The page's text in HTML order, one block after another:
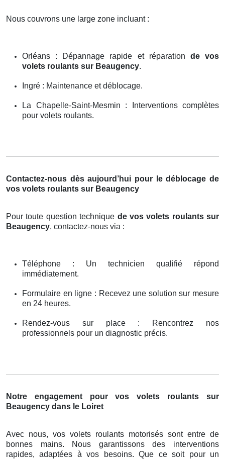
Nous couvrons une large zone incluant :
Orléans : Dépannage rapide et réparation de vos
volets roulants sur Beaugency.
Ingré : Maintenance et déblocage.
La Chapelle-Saint-Mesmin : Interventions complètes
pour volets roulants.
Contactez-nous dès aujourd’hui pour le déblocage de
vos volets roulants sur Beaugency
Pour toute question technique de vos volets roulants sur
Beaugency, contactez-nous via :
Téléphone : Un technicien qualifié répond
immédiatement.
Formulaire en ligne : Recevez une solution sur mesure
en 24 heures.
Rendez-vous sur place : Rencontrez nos
professionnels pour un diagnostic précis.
Notre engagement pour vos volets roulants sur
Beaugency dans le Loiret
Avec nous, vos volets roulants motorisés sont entre de
bonnes mains. Nous garantissons des interventions
rapides, adaptées à vos besoins. Que ce soit pour un